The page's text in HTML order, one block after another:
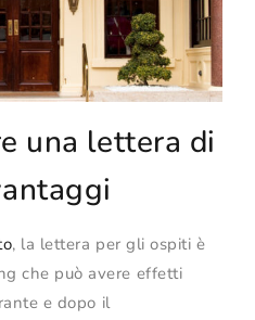
una lettera di
, la lettera per gli ospiti è
che può avere effetti
e dopo il